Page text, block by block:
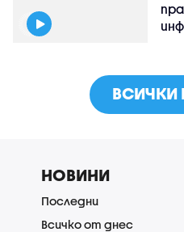
ВСИЧКИ
НОВИНИ
Последни
Всичко от днес